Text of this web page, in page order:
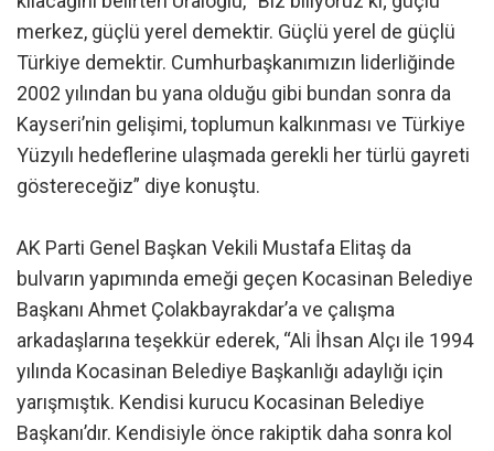
merkez, güçlü yerel demektir. Güçlü yerel de güçlü
Türkiye demektir. Cumhurbaşkanımızın liderliğinde
2002 yılından bu yana olduğu gibi bundan sonra da
Kayseri’nin gelişimi, toplumun kalkınması ve Türkiye
Yüzyılı hedeflerine ulaşmada gerekli her türlü gayreti
göstereceğiz” diye konuştu.
AK Parti Genel Başkan Vekili Mustafa Elitaş da
bulvarın yapımında emeği geçen Kocasinan Belediye
Başkanı Ahmet Çolakbayrakdar’a ve çalışma
arkadaşlarına teşekkür ederek, “Ali İhsan Alçı ile 1994
yılında Kocasinan Belediye Başkanlığı adaylığı için
yarışmıştık. Kendisi kurucu Kocasinan Belediye
Başkanı’dır. Kendisiyle önce rakiptik daha sonra kol